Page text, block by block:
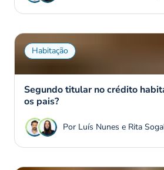
Habitação
Segundo titular no crédito
os pais?
Por Luís Nunes e Rita